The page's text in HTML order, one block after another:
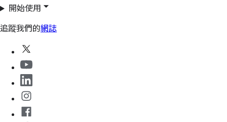
開始使用
追蹤我們的網誌